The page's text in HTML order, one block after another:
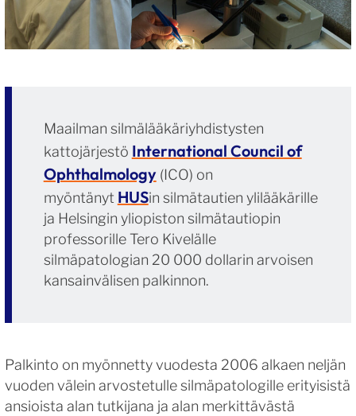
Maailman silmälääkäriyhdistysten
kattojärjestö International Council of
Ophthalmology(ICO) on
myöntänyt HUSin silmätautien ylilääkärille
ja Helsingin yliopiston silmätautiopin
professorille Tero Kivelälle
silmäpatologian 20 000 dollarin arvoisen
kansainvälisen palkinnon.
Palkinto on myönnetty vuodesta 2006 alkaen neljän
vuoden välein arvostetulle silmäpatologille erityisistä
ansioista alan tutkijana ja alan merkittävästä